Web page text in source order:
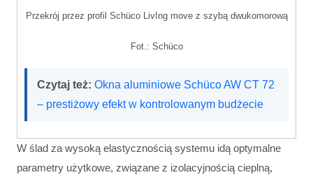
Przekrój przez profil Schüco LivIng move z szybą dwukomorową
Fot.: Schüco
Czytaj też: Okna aluminiowe Schüco AW CT 72
– prestiżowy efekt w kontrolowanym budżecie
W ślad za wysoką elastycznością systemu idą optymalne
parametry użytkowe, związane z izolacyjnością cieplną,